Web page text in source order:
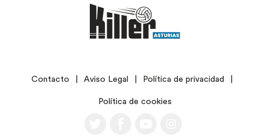
LEGALContacto Aviso Legal Política de privacidad
Política de cookies